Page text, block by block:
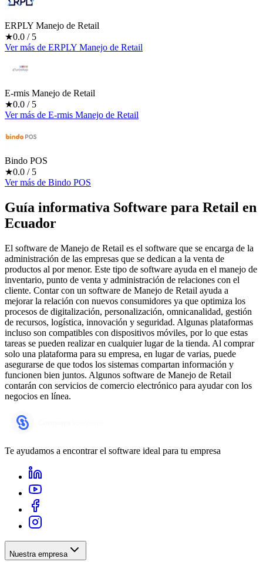
ERPLY Manejo de Retail
★0.0 / 5
Ver más de ERPLY Manejo de Retail
E-rmis Manejo de Retail
★0.0 / 5
Ver más de E-rmis Manejo de Retail
Bindo POS
★0.0 / 5
Ver más de Bindo POS
Guía informativa Software para Retail en
Ecuador
El software de Manejo de Retail es el software que se encarga de la
administración de las empresas que se dedican a la venta de
productos al por menor. Este tipo de software ayuda en el manejo de
inventario, punto de venta y administración de relaciones con el
cliente. Contar con un software de Manejo de Retail ayuda a
mejorar la relación con nuevos consumidores ya que optimiza los
procesos de digitalización, personalización, omnicanalidad, gestión
de recursos, logística, innovación y seguridad. Algunas plataformas
incluso son compatibles con dispositivos móviles, por lo que estas
tareas se pueden realizar en cualquier lugar de la tienda. Al comprar
solo una plataforma para su empresa, en lugar de varias, puede
asegurarse de que todos los sistemas compartan información y
funcionen bien juntos. Algunos software de Manejo de Retail
contarán con servicios de comercio electrónico para ayudar con los
negocios en línea.
Te ayudamos a encontrar el software ideal para tu empresa
Nuestra empresa